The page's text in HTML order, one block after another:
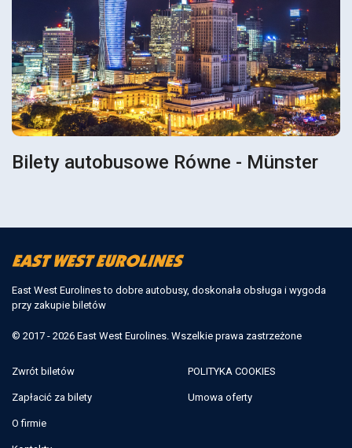
Bilety autobusowe Równe - Münster
East West Eurolines to dobre autobusy, doskonała obsługa i wygoda
przy zakupie biletów
© 2017 - 2026 East West Eurolines. Wszelkie prawa zastrzeżone
Zwrót biletów
Zapłacić za bilety
O firmie
POLITYKA COOKIES
Umowa oferty